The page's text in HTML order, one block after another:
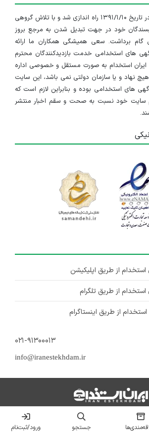
سایت ایران استخدام در تاریخ ۱۳۹۱/۱/۱۰ راه اندازی شد و با تلاش گروهی
خود در جهت تبدیل شدن به مرجع بروز
برداشت. سعی همیشگی همکاران ما ارائه
های استخدامی خدمت بازدیدکنندگان محترم
استخدام به صورت مستقل و خصوصی اداره
نهاد و یا سازمان دولتی نمی باشد، این سایت
های استخدامی بوده و بنابراین لازم است که
سایت خود نسبت به صحت و سقم اخبار منتشر
از طریق اپلیکیشن
از طریق تلگرام
از طریق اینستاگرام
۰۲۱-۹۱۳۰۰۰۱۳
info@iranestekhdam.ir
استخدام بانک‌ها
استخدام استان‌ها
جستجو ورود/ثبت‌نام